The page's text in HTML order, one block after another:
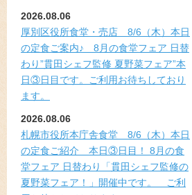
2026.08.06
厚別区役所食堂・売店 8/6（木）本日
の定食ご案内♪ 8月の食堂フェア 日替
わり”貫田シェフ監修 夏野菜フェア”本
日③日目です。ご利用お待ちしており
ます。
2026.08.06
札幌市役所本庁舎食堂 8/6（木）本日
の定食ご紹介 本日③日目！ 8月の食
堂フェア 日替わり「貫田シェフ監修の
夏野菜フェア！」開催中です。 ご利